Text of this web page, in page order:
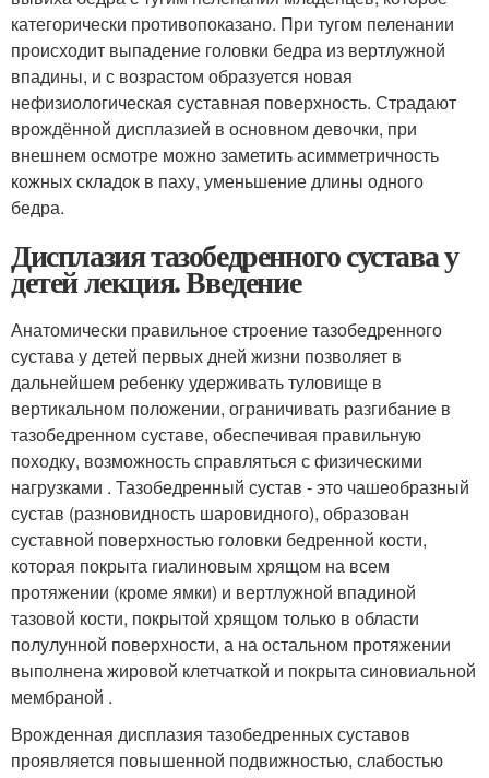
категорически противопоказано. При тугом пеленании
происходит выпадение головки бедра из вертлужной
впадины, и с возрастом образуется новая
нефизиологическая суставная поверхность. Страдают
врождённой дисплазией в основном девочки, при
внешнем осмотре можно заметить асимметричность
кожных складок в паху, уменьшение длины одного
бедра.
Дисплазия тазобедренного сустава у
детей лекция. Введение
Анатомически правильное строение тазобедренного
сустава у детей первых дней жизни позволяет в
дальнейшем ребенку удерживать туловище в
вертикальном положении, ограничивать разгибание в
тазобедренном суставе, обеспечивая правильную
походку, возможность справляться с физическими
нагрузками . Тазобедренный сустав - это чашеобразный
сустав (разновидность шаровидного), образован
суставной поверхностью головки бедренной кости,
которая покрыта гиалиновым хрящом на всем
протяжении (кроме ямки) и вертлужной впадиной
тазовой кости, покрытой хрящом только в области
полулунной поверхности, а на остальном протяжении
выполнена жировой клетчаткой и покрыта синовиальной
мембраной .
Врожденная дисплазия тазобедренных суставов
проявляется повышенной подвижностью, слабостью